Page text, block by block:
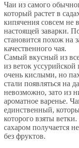
Чаи из самого
который растет в
кипячения совсем не
настоящей заварки.
становится похож на
качественного чая.
Самый вкусный из
из веток
очень кислыми, но
стали появляться на
невозможно, зато из
ароматное варенье.
единственный,
которого взяты
сахаром получается
без фруктов.